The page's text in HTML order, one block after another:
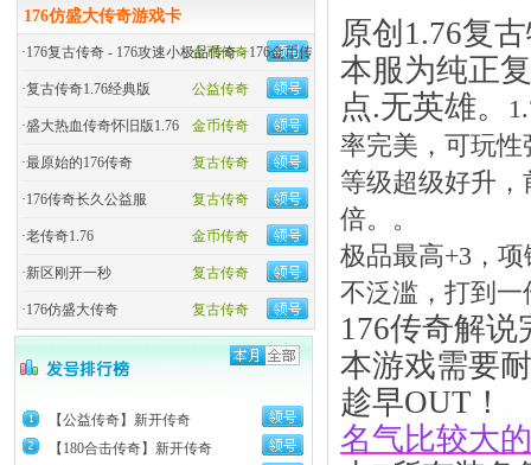
176仿盛大传奇游戏卡
金币传奇
·176复古传奇 - 176攻速小极品传奇 - 176金币传奇
公益传奇
·复古传奇1.76经典版
金币传奇
·盛大热血传奇怀旧版1.76
复古传奇
·最原始的176传奇
复古传奇
·176传奇长久公益服
金币传奇
·老传奇1.76
复古传奇
·新区刚开一秒
复古传奇
·176仿盛大传奇
【公益传奇】新开传奇
【180合击传奇】新开传奇
原创1.76复
本服为纯正
点.无英雄。
率完美，可玩性
等级超级好升，
倍。。
极品最高+3，
不泛滥，打到
176传奇解
本游戏需要
趁早OUT！
名气比较大